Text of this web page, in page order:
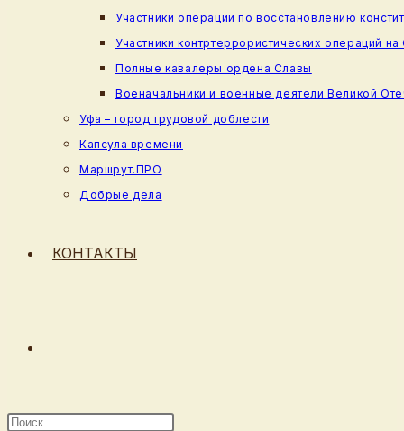
Участники операции по восстановлению
Участники контртеррористических операций
Полные кавалеры ордена Славы
Военачальники и военные деятели Великой
Уфа – город трудовой доблести
Капсула времени
Маршрут.ПРО
Добрые дела
КОНТАКТЫ